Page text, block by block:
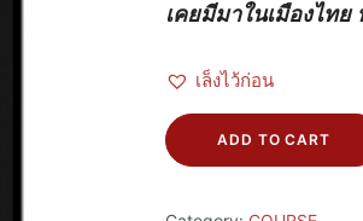
เคยมีมาในเมืองไท
เล็งไว้ก่อน
ADD TO CART